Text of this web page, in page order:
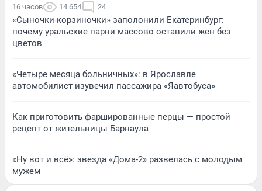
16 часов 14 654 24
«Сыночки-корзиночки» заполонили Екатеринбург:
почему уральские парни массово оставили жен без
цветов
«Четыре месяца больничных»: в Ярославле
автомобилист изувечил пассажира «Яавтобуса»
Как приготовить фаршированные перцы — простой
рецепт от жительницы Барнаула
«Ну вот и всё»: звезда «Дома-2» развелась с молодым
мужем